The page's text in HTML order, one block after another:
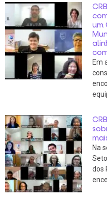
um
Em
Na
dos